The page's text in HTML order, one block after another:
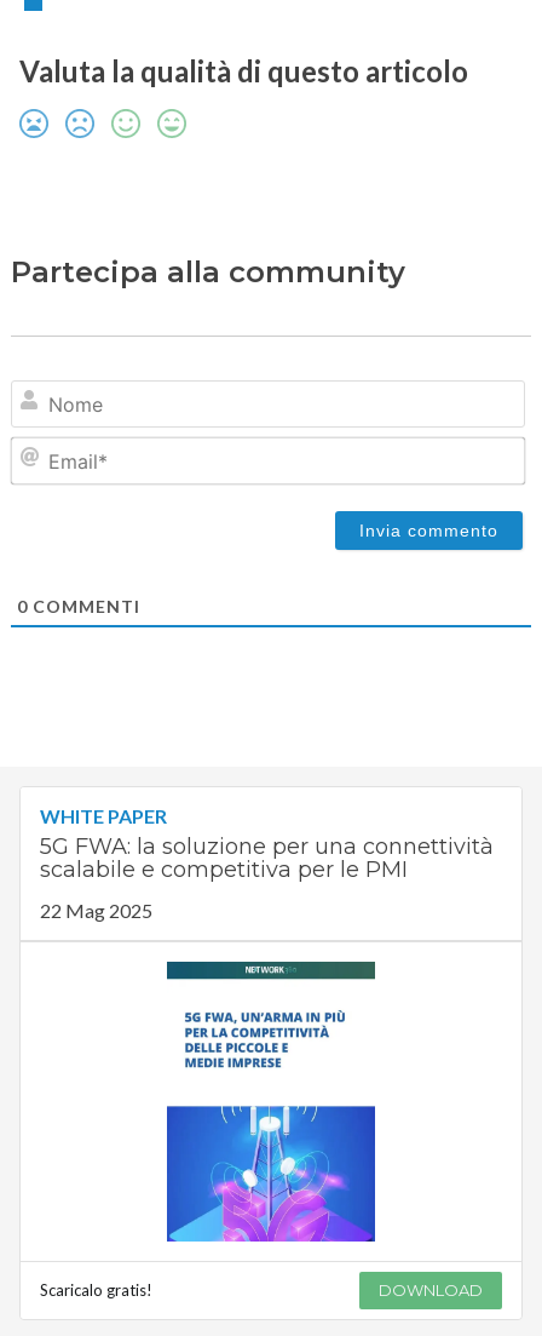
Valuta la qualità di questo articolo
Partecipa alla community
0COMMENTI
WHITE PAPER
5G FWA: la soluzione per una connettività
scalabile e competitiva per le PMI
22 Mag 2025
Scaricalo gratis! DOWNLOAD